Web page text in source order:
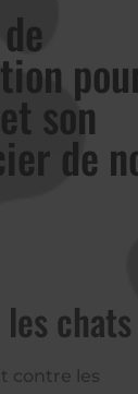
son
de
chats
contre les